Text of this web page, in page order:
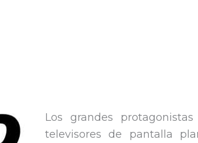
Los grandes
televisores de pantalla